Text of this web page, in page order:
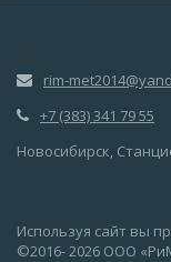
rim-
+7 (383) 341 79 55
Новосибирск,
Используя сайт вы
©2016- 2026 ООО